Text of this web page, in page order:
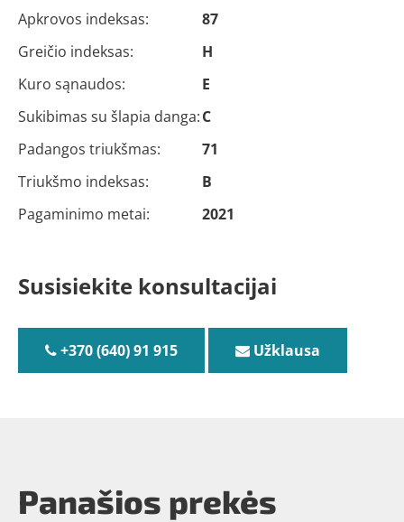
Apkrovos indeksas:
87
Greičio indeksas:
H
Kuro sąnaudos:
E
Sukibimas su šlapia danga:C
Padangos triukšmas:
71
Triukšmo indeksas:
B
Pagaminimo metai:
2021
Susisiekite konsultacijai
+370 (640) 91 915 Užklausa
Panašios prekės